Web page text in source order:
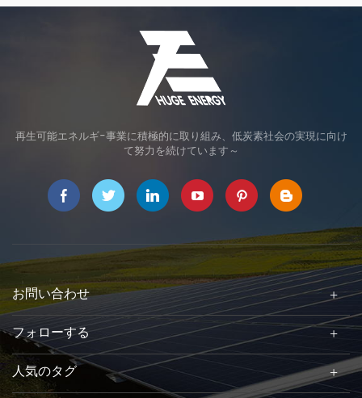
調整できる架台を開発し
て、太陽光パネルの影が夏
の高温から作物や耕作者を
守ります。農地資源の有効
活用と経済収益をアップす
るのはお客様から良い評判
に、重機が現場に入れない
ーガーを提供可能です。
再生可能エネルギ-事業に積極的に取り組み、低炭素社会の実現に向け
て努力を続けています～
お問い合わせ
フォローする
人気のタグ